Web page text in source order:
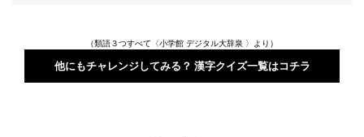
（類語３つすべて〈小学館 デジタル大辞泉 〉より）
他にもチャレンジしてみる？ 漢字クイズ一覧はコチラ